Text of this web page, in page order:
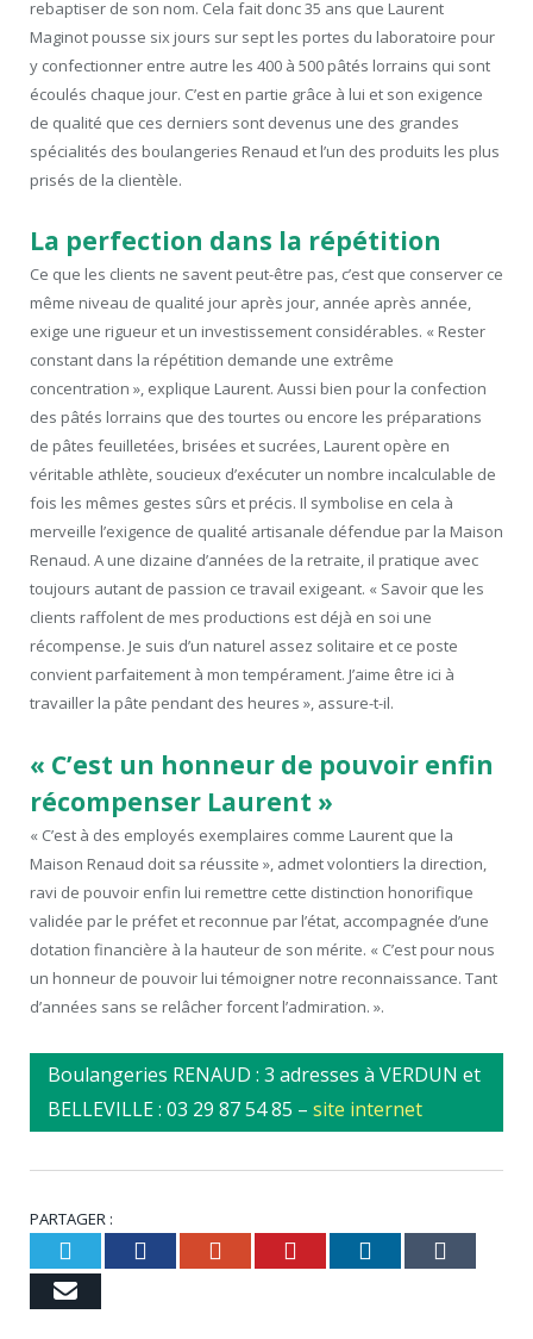
rebaptiser de son nom. Cela fait donc 35 ans que Laurent
Maginot pousse six jours sur sept les portes du laboratoire pour
y confectionner entre autre les 400 à 500 pâtés lorrains qui sont
écoulés chaque jour. C’est en partie grâce à lui et son exigence
de qualité que ces derniers sont devenus une des grandes
spécialités des boulangeries Renaud et l’un des produits les plus
prisés de la clientèle.
La perfection dans la répétition
Ce que les clients ne savent peut-être pas, c’est que conserver ce
même niveau de qualité jour après jour, année après année,
exige une rigueur et un investissement considérables. « Rester
constant dans la répétition demande une extrême
concentration », explique Laurent. Aussi bien pour la confection
des pâtés lorrains que des tourtes ou encore les préparations
de pâtes feuilletées, brisées et sucrées, Laurent opère en
véritable athlète, soucieux d’exécuter un nombre incalculable de
fois les mêmes gestes sûrs et précis. Il symbolise en cela à
merveille l’exigence de qualité artisanale défendue par la Maison
Renaud. A une dizaine d’années de la retraite, il pratique avec
toujours autant de passion ce travail exigeant. « Savoir que les
clients raffolent de mes productions est déjà en soi une
récompense. Je suis d’un naturel assez solitaire et ce poste
convient parfaitement à mon tempérament. J’aime être ici à
travailler la pâte pendant des heures », assure-t-il.
« C’est un honneur de pouvoir enfin
récompenser Laurent »
« C’est à des employés exemplaires comme Laurent que la
Maison Renaud doit sa réussite », admet volontiers la direction,
ravi de pouvoir enfin lui remettre cette distinction honorifique
validée par le préfet et reconnue par l’état, accompagnée d’une
dotation financière à la hauteur de son mérite. « C’est pour nous
un honneur de pouvoir lui témoigner notre reconnaissance. Tant
d’années sans se relâcher forcent l’admiration. ».
Boulangeries RENAUD : 3 adresses à VERDUN et
BELLEVILLE : 03 29 87 54 85 – site internet
PARTAGER :
TwitterFacebookGoogle+Pinterest
LinkedIn
Email